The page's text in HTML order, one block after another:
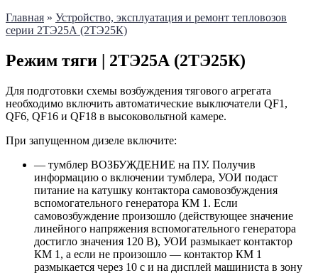
Главная » Устройство, эксплуатация и ремонт тепловозов
серии 2ТЭ25А (2ТЭ25К)
Режим тяги | 2ТЭ25А (2ТЭ25К)
Для подготовки схемы возбуждения тягового агрегата
необходимо включить автоматические выключатели QF1,
QF6, QF16 и QF18 в высоковольтной камере.
При запущенном дизеле включите:
— тумблер ВОЗБУЖДЕНИЕ на ПУ. Получив
информацию о включении тумблера, УОИ подаст
питание на катушку контактора самовозбуждения
вспомогательного генератора КМ 1. Если
самовозбуждение произошло (действующее значение
линейного напряжения вспомогательного генератора
достигло значения 120 В), УОИ размыкает контактор
КМ 1, а если не произошло — контактор КМ 1
размыкается через 10 с и на дисплей машиниста в зону